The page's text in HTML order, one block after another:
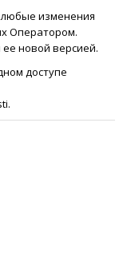
любые изменения
Оператором.
новой версией.
доступе